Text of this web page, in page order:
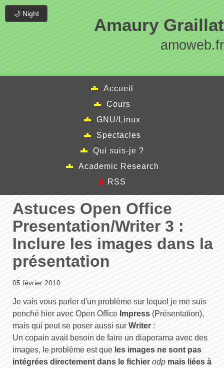
🌙 Night
Amaury Graillat
amoweb.fr
Accueil
Cours
GNU/Linux
Spectacles
Qui suis-je ?
Academic Research
RSS
Astuces Open Office
Presentation/Writer 3 :
Inclure les images dans la
présentation
05 février 2010
Je vais vous parler d'un problème sur lequel je me suis
penché hier avec Open Office Impress (Présentation),
mais qui peut se poser aussi sur Writer :
Un copain avait besoin de faire un diaporama avec des
images, le problème est que les images ne sont pas
intégrées directement dans le fichier odp mais liées à